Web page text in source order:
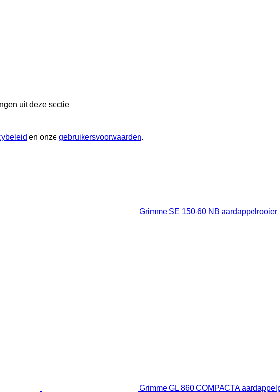
uit deze sectie
en onze gebruikersvoorwaarden.
Grimme SE 150-60 NB aardappelrooier
Grimme GL 860 COMPACTA